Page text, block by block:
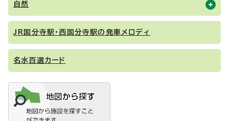
自然
JR国分寺駅・西国分寺駅の発車メロディ
名水百選カード